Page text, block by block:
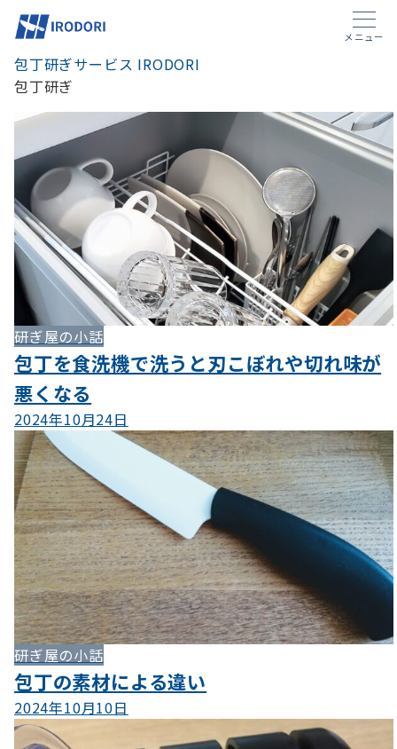
メニュー
包丁研ぎサービス IRODORI
包丁研ぎ
研ぎ屋の小話
包丁を食洗機で洗うと刃こぼれや切れ味が
悪くなる
2024年10月24日
研ぎ屋の小話
包丁の素材による違い
2024年10月10日